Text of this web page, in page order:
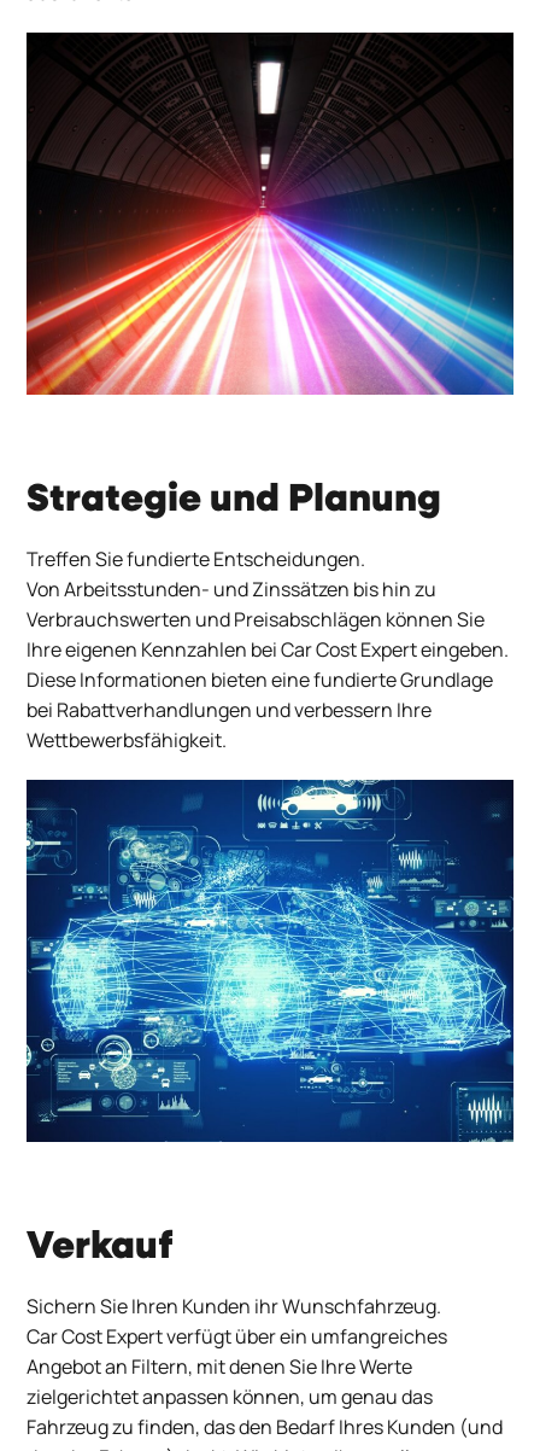
Strategie und Planung
Treffen Sie fundierte Entscheidungen.
Von Arbeitsstunden- und Zinssätzen bis hin zu
Verbrauchswerten und Preisabschlägen können Sie
Ihre eigenen Kennzahlen bei Car Cost Expert eingeben.
Diese Informationen bieten eine fundierte Grundlage
bei Rabattverhandlungen und verbessern Ihre
Wettbewerbsfähigkeit.
Verkauf
Sichern Sie Ihren Kunden ihr Wunschfahrzeug.
Car Cost Expert verfügt über ein umfangreiches
Angebot an Filtern, mit denen Sie Ihre Werte
zielgerichtet anpassen können, um genau das
Fahrzeug zu finden, das den Bedarf Ihres Kunden (und